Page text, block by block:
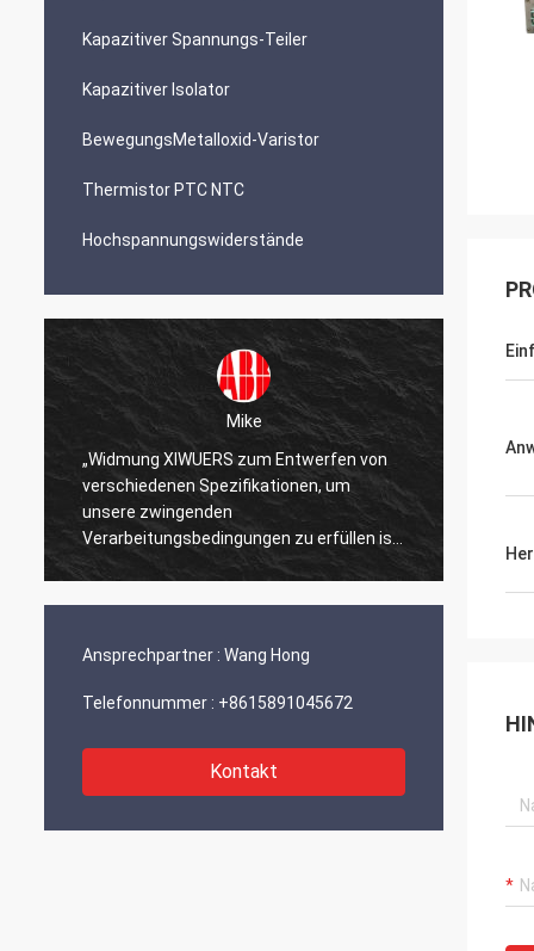
Kapazitiver Spannungs-Teiler
Kapazitiver Isolator
BewegungsMetalloxid-Varistor
Thermistor PTC NTC
Hochspannungswiderstände
Mike
„Widmung XIWUERS zum Entwerfen von
verschiedenen Spezifikationen, um
unsere zwingenden
Verarbeitungsbedingungen zu erfüllen ist
ein Testament zu unseren Jahren der
Ansprechpartner : Wang Hong
Telefonnummer : +8615891045672
Kontakt